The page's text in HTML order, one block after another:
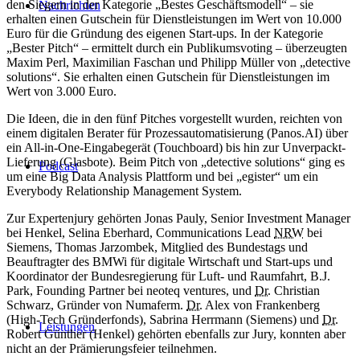
Nachrichten
Podcast
Leistungen
den Siegern in der Kategorie „Bestes Geschäftsmodell“ – sie
erhalten einen Gutschein für Dienstleistungen im Wert von 10.000
Euro für die Gründung des eigenen Start-ups. In der Kategorie
„Bester Pitch“ – ermittelt durch ein Publikumsvoting – überzeugten
Maxim Perl, Maximilian Faschan und Philipp Müller von „detective
solutions“. Sie erhalten einen Gutschein für Dienstleistungen im
Wert von 3.000 Euro.
Die Ideen, die in den fünf Pitches vorgestellt wurden, reichten von
einem digitalen Berater für Prozessautomatisierung (Panos.AI) über
ein All-in-One-Eingabegerät (Touchboard) bis hin zur Unverpackt-
Lieferung (Glasbote). Beim Pitch von „detective solutions“ ging es
um eine Big Data Analysis Plattform und bei „egister“ um ein
Everybody Relationship Management System.
Zur Expertenjury gehörten Jonas Pauly, Senior Investment Manager
bei Henkel, Selina Eberhard, Communications Lead NRW bei
Siemens, Thomas Jarzombek, Mitglied des Bundestags und
Beauftragter des BMWi für digitale Wirtschaft und Start-ups und
Koordinator der Bundesregierung für Luft- und Raumfahrt, B.J.
Park, Founding Partner bei neoteq ventures, und Dr. Christian
Schwarz, Gründer von Numaferm. Dr. Alex von Frankenberg
(High-Tech Gründerfonds), Sabrina Herrmann (Siemens) und Dr.
Robert Günther (Henkel) gehörten ebenfalls zur Jury, konnten aber
nicht an der Prämierungsfeier teilnehmen.